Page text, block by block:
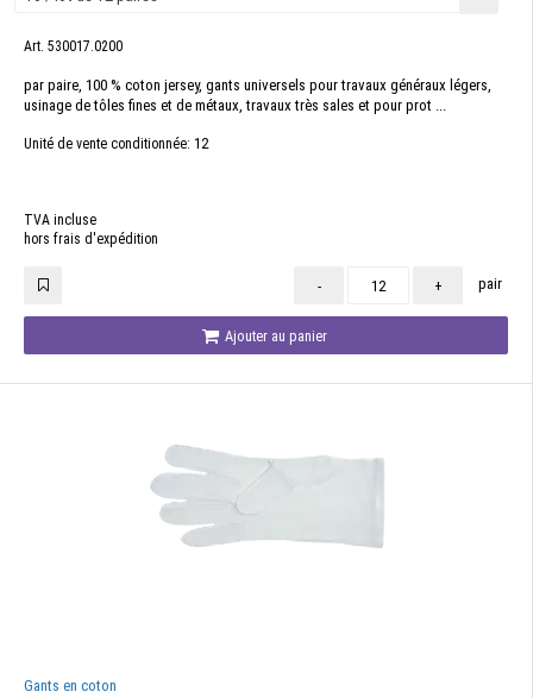
Art. 530017.0200
par paire, 100 % coton jersey, gants universels pour travaux généraux légers,
usinage de tôles fines et de métaux, travaux très sales et pour prot ...
Unité de vente conditionnée: 12
TVA incluse
hors frais d'expédition
- + pair
Ajouter au panier
Gants en coton